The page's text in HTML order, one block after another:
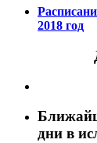
2018 год
дни в